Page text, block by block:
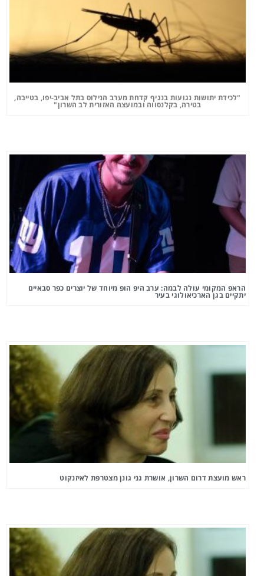
"לכידת יתושות נגועות בנגיף קדחת מערב הנילוס בתל אביב-יפו, בטייבה,
בטירה, בקלנסווה ובמועצה האזורית לב השרון"
הראפ המקומי עולה לבמה: ערב היפ הופ מיוחד של יוצרים כפר סבאיים
יתקיים בגן הארכיאולוגי בעיר
ראש מועצת דרום השרון, אושרת גני גונן מצטרפת לאיזנקוט